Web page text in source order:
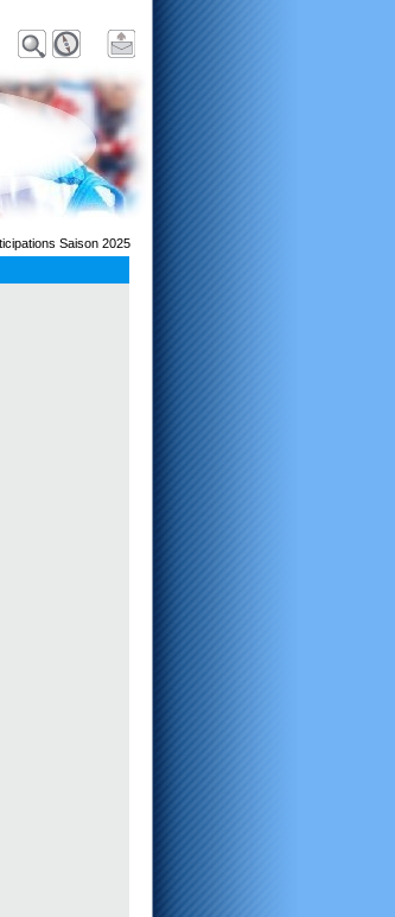
Saison 2025